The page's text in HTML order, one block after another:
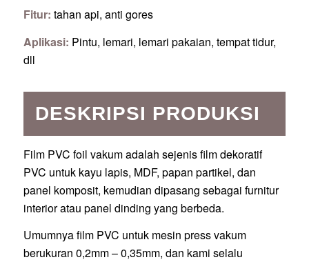
Fitur: tahan api, anti gores
Aplikasi: Pintu, lemari, lemari pakaian, tempat tidur,
dll
DESKRIPSI PRODUKSI
Film PVC foil vakum adalah sejenis film dekoratif
PVC untuk kayu lapis, MDF, papan partikel, dan
panel komposit, kemudian dipasang sebagai furnitur
interior atau panel dinding yang berbeda.
Umumnya film PVC untuk mesin press vakum
berukuran 0,2mm – 0,35mm, dan kami selalu